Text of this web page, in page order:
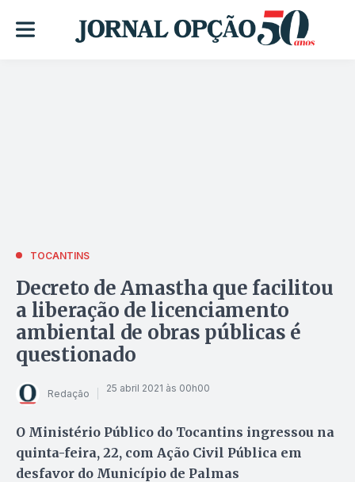
TOCANTINS
Decreto de Amastha que facilitou
a liberação de licenciamento
ambiental de obras públicas é
questionado
Redação 25 abril 2021 às 00h00
O Ministério Público do Tocantins ingressou na
quinta-feira, 22, com Ação Civil Pública em
desfavor do Município de Palmas